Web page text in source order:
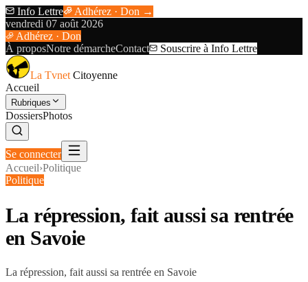
Info Lettre
Adhérez · Don →
vendredi 07 août 2026
Adhérez · Don
À proposNotre démarcheContact Souscrire à Info Lettre
La Tvnet Citoyenne
Accueil
Rubriques
DossiersPhotos
Se connecter
Accueil›Politique
Politique
La répression, fait aussi sa rentrée
en Savoie
La répression, fait aussi sa rentrée en Savoie